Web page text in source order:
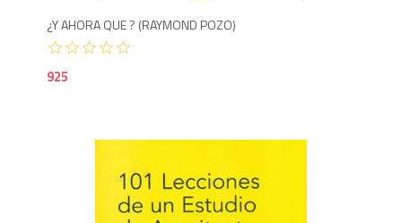
¿Y AHORA QUE ? (RAYMOND POZO)
925